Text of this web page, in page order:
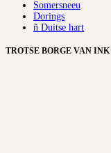
Somersneeu
Dorings
ñ Duitse hart
TROTSE BORGE VAN INK